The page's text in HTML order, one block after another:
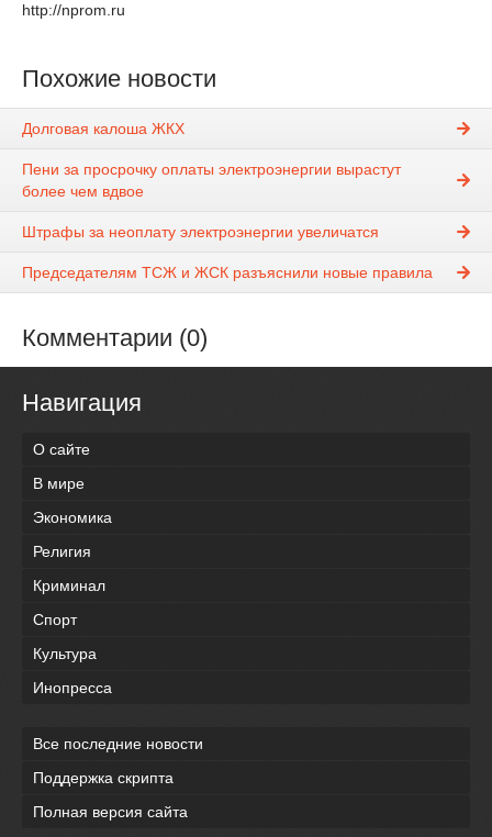
http://nprom.ru
Похожие новости
Долговая калоша ЖКХ
Пени за просрочку оплаты электроэнергии вырастут
более чем вдвое
Штрафы за неоплату электроэнергии увеличатся
Председателям ТСЖ и ЖСК разъяснили новые правила
Комментарии (0)
Навигация
О сайте
В мире
Экономика
Религия
Криминал
Спорт
Культура
Инопресса
Все последние новости
Поддержка скрипта
Полная версия сайта